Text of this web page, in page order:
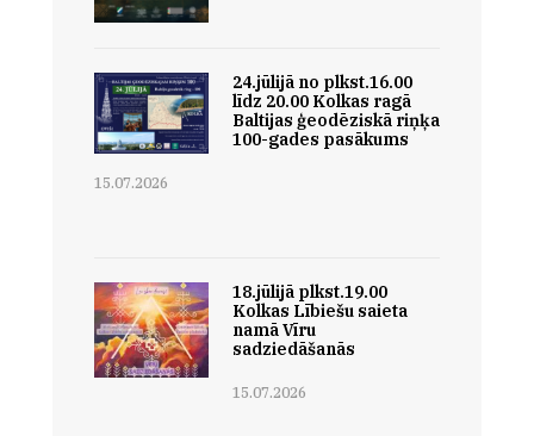
24.jūlijā no plkst.16.00
līdz 20.00 Kolkas ragā
Baltijas ģeodēziskā riņķa
100-gades pasākums
15.07.2026
18.jūlijā plkst.19.00
Kolkas Lībiešu saieta
namā Vīru
sadziedāšanās
15.07.2026